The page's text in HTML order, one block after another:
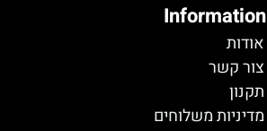
Information
אודות
צור קשר
תקנון
מדיניות משלוחים